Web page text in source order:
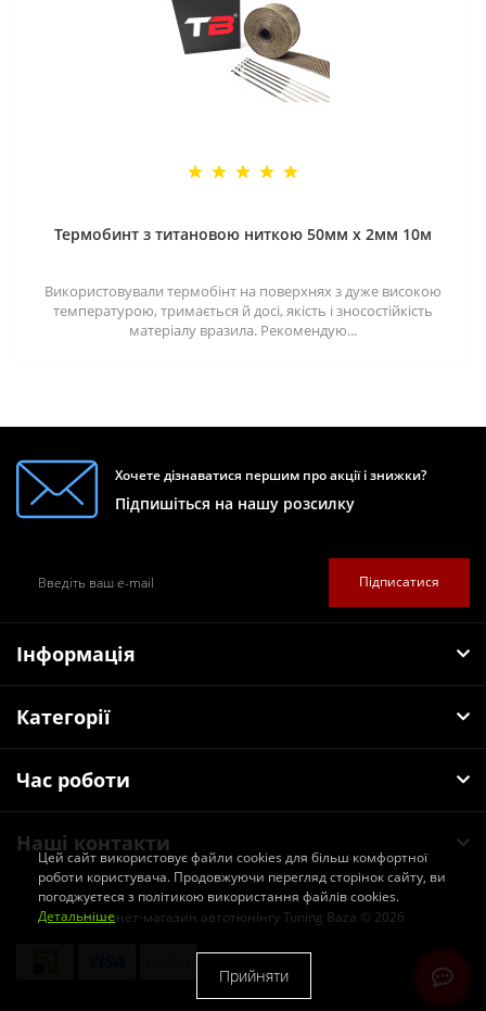
Термобинт з титановою ниткою 50мм х 2мм 10м
Використовували термобінт на поверхнях з дуже високою
температурою, тримається й досі, якість і зносостійкість
матеріалу вразила. Рекомендую...
Хочете дізнаватися першим про акції і знижки?
Підпишіться на нашу розсилку
Підписатися
Інформація
Категорії
Час роботи
Наші контакти
Інтернет-магазин автотюнінгу Tuning Baza © 2026
Цей сайт використовує файли cookies для більш комфортної
роботи користувача. Продовжуючи перегляд сторінок сайту, ви
погоджуєтеся з політикою використання файлів cookies.
Детальніше
Прийняти